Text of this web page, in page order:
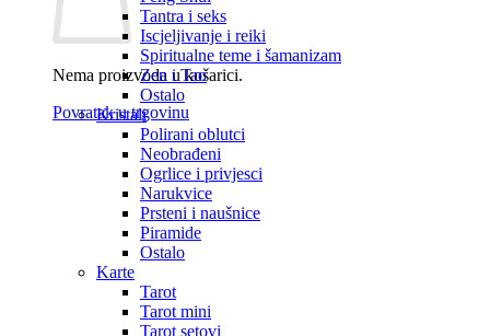
Nema proizvoda u košarici.
Povratak u trgovinu
Tantra i seks
Iscjeljivanje i reiki
Spiritualne teme i šamanizam
Zen i Tao
Ostalo
Kristali
Polirani oblutci
Neobrađeni
Ogrlice i privjesci
Narukvice
Prsteni i naušnice
Piramide
Ostalo
Karte
Tarot
Tarot mini
Tarot setovi